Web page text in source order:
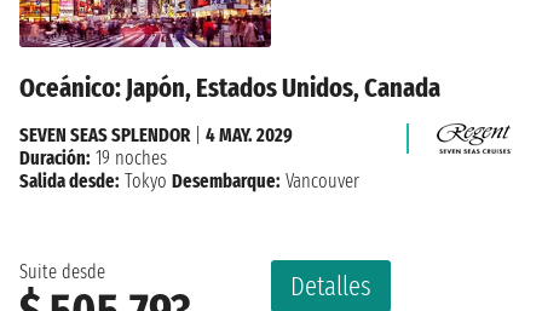
Oceánico: Japón, Estados Unidos, Canada
Suite desde Detalles
SEVEN SEAS SPLENDOR| 4 MAY. 2029
Duración: 19 noches
Salida desde: Tokyo Desembarque: Vancouver